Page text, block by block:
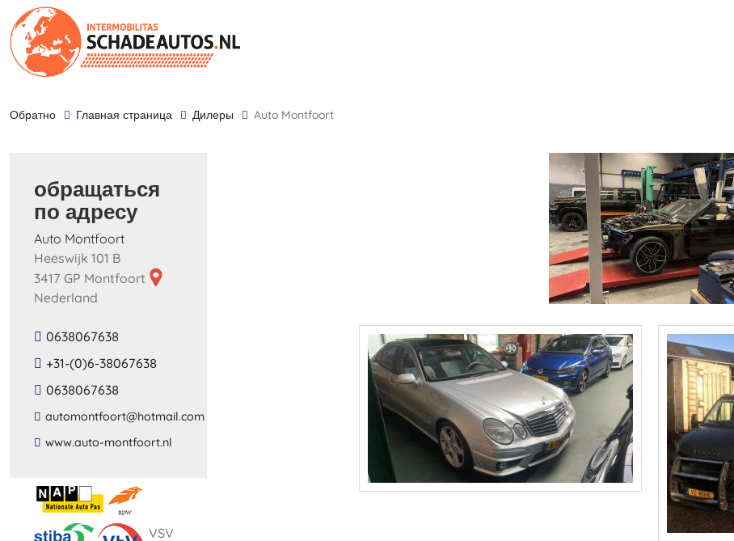
обратно Главная страница дилеры Auto Montfoort
обращаться
по адресу
Auto Montfoort
Heeswijk 101 B
3417 GP Montfoort
Nederland
0638067638
+31-(0)6-38067638
0638067638
​automontfoort​@​hotmail​.​com​
​www​.​auto​-​montfoort​.​nl​
VSV